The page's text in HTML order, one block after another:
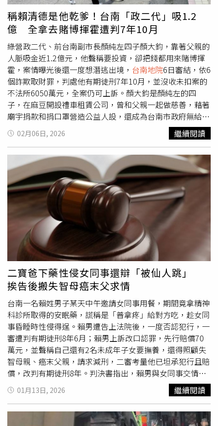
稱賴清德是他乾爹！台南「政二代」吸1.2
億 全拿去賭博揮霍遭判7年10月
綠營政二代、前台南副市長顏純左四子顏大鈞，靠著父親的
人脈吸金近1.2億元，他聲稱要投資，卻把錢都用來賭博揮
霍，案情曝光後還一度想潛逃出境， 台南地院6日審結，依6
個詐欺取財罪，判處他有期徒刑7年10月，並沒收未扣案的
不法所6050萬元，全案仍可上訴。顏大鈞是顏純左的四
子，在麻豆開設禮車租賃公司，曾和父親一起做慈善，藉著
廟宇捐款和捐口罩營造公益人設，還成為台南市政府無給職
顧問，形象陽光正面，實則打著父輩招牌四處吸金。顏大鈞
明知自己沒有資力，也未參與投資項目，卻利用父親的人脈
接近政商名流，聲稱有投資機會要求被害人投錢，甚至對其
中一人聲稱「賴清德是他乾爹」，他能參與學甲區自辦市地
重劃等案，先後6名被害人遭騙，總額高達1億1998萬8950
元。而顏大鈞拿到錢後，並未進行任何投資，將一部分款項
用於前期分潤以取信被害人，剩餘的錢則用來賭博、購買精
品和揮霍，直到2025年4月開始失聯，被害人驚覺有異報
案，他則在6月落網並遭羈押，檢方調查後將他依詐欺取財
罪起訴。顏大鈞在法庭審理中坦承犯行並與部分被害人和
解，法官考量被害人泣訴因他而家庭幾乎破碎，希望被告能
關久一點，判定其行為已嚴重破壞家庭與生活，判處他7年
10月有期徒刑，並沒收未扣案的不法所6050萬元，全案仍
可上訴。
02月06日, 2026 繼續閱讀
二寶爸下藥性侵女同事還辯「被仙人跳」
挨告後搬失智母癌末父求情
台南一名賴姓男子某天中午邀請女同事用餐，期間竟拿精神
科診所取得的安眠藥，謊稱是「普拿疼」給對方吃，趁女同
事昏睡時性侵得逞。賴男遭告上法院後，一度否認犯行，一
審遭判有期徒刑8年6月；賴男上訴改口認罪，先行賠償70
萬元，並聲稱自己還有2名未成年子女要撫養，還得照顧失
智母親、癌末父親，請求減刑，二審考量他已坦承犯行且賠
償，改判有期徒刑8年。判決書指出，賴男與女同事交情尚
可，女同事於2023年7月某日中午乘坐賴男的車要到餐廳用
餐，後來賴男聲稱要返回住處拿餐廳的會員卡，誘騙女同事
跟他一起過去，而賴男見女同事身體不適，便將從精神科診
所取得的安眠藥「使蒂諾斯膜衣錠」拿給女同事吃，還謊稱
01月13日, 2026 繼續閱讀